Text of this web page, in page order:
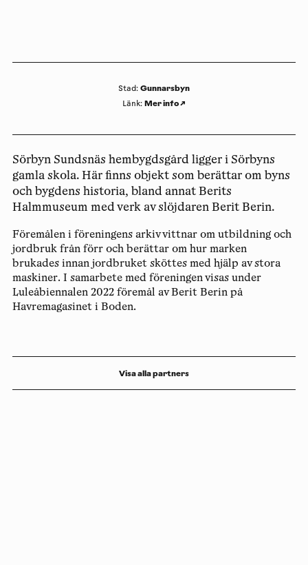
Stad: Gunnarsbyn
Länk: Mer info↗
Sörbyn Sundsnäs hembygdsgård ligger i Sörbyns
gamla skola. Här finns objekt som berättar om byns
och bygdens historia, bland annat Berits
Halmmuseum med verk av slöjdaren Berit Berin.
Föremålen i föreningens arkiv vittnar om utbildning och
jordbruk från förr och berättar om hur marken
brukades innan jordbruket sköttes med hjälp av stora
maskiner. I samarbete med föreningen visas under
Luleåbiennalen 2022 föremål av Berit Berin på
Havremagasinet i Boden.
Visa alla partners